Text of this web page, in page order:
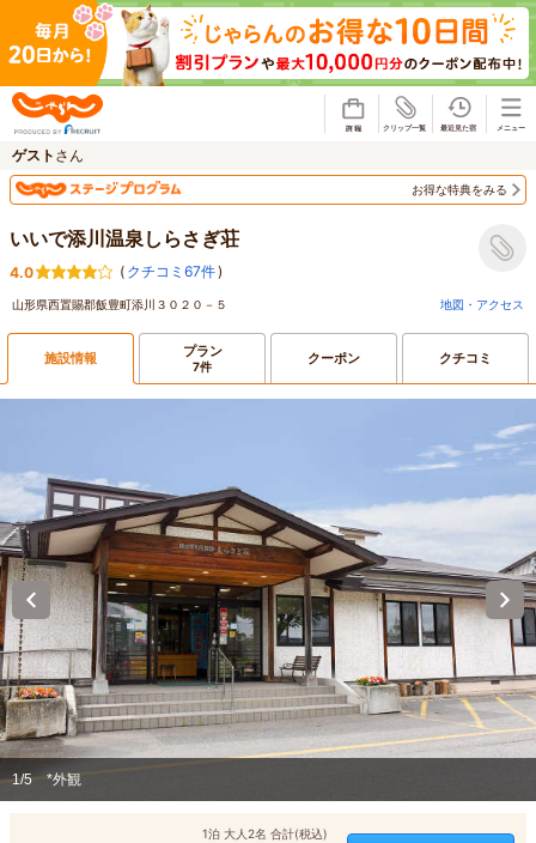
ゲスト さん
お得な特典をみる
いいで添川温泉しらさぎ荘
4.0 ( クチコミ67件)
山形県西置賜郡飯豊町添川３０２０－５ 地図・アクセス
施設情報 プラン
7件 クーポン クチコミ
1/5 *外観
1泊 大人2名 合計(税込)